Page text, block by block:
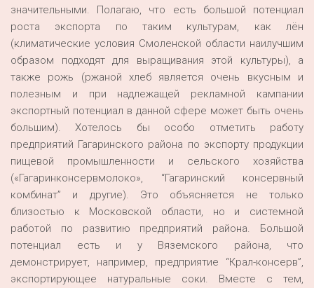
значительными. Полагаю, что есть большой потенциал
роста экспорта по таким культурам, как лён
(климатические условия Смоленской области наилучшим
образом подходят для выращивания этой культуры), а
также рожь (ржаной хлеб является очень вкусным и
полезным и при надлежащей рекламной кампании
экспортный потенциал в данной сфере может быть очень
большим). Хотелось бы особо отметить работу
предприятий Гагаринского района по экспорту продукции
пищевой промышленности и сельского хозяйства
(«Гагаринконсервмолоко», “Гагаринский консервный
комбинат” и другие). Это объясняется не только
близостью к Московской области, но и системной
работой по развитию предприятий района. Большой
потенциал есть и у Вяземского района, что
демонстрирует, например, предприятие “Крал-консерв”,
экспортирующее натуральные соки. Вместе с тем,